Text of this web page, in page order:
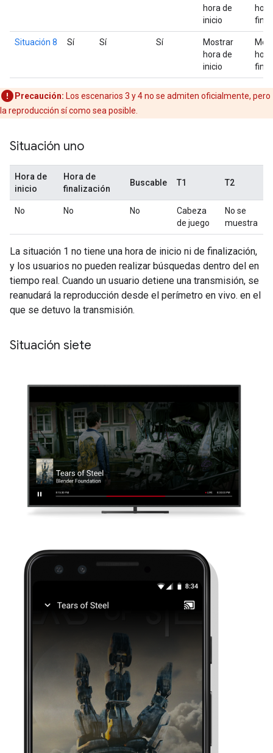
hora de
inicio
Situación 8 Sí Sí Sí
Mostrar
hora de
inicio
Precaución: Los escenarios 3 y 4 no se admiten oficialmente, pero
la reproducción sí como sea posible.
Situación uno
Hora de
inicio
Hora de
finalización
Buscable T1 T2
No No No
Cabeza
de juego
No se
muestra
La situación 1 no tiene una hora de inicio ni de finalización,
y los usuarios no pueden realizar búsquedas dentro del en
tiempo real. Cuando un usuario detiene una transmisión, se
reanudará la reproducción desde el perímetro en vivo. en el
que se detuvo la transmisión.
Situación siete